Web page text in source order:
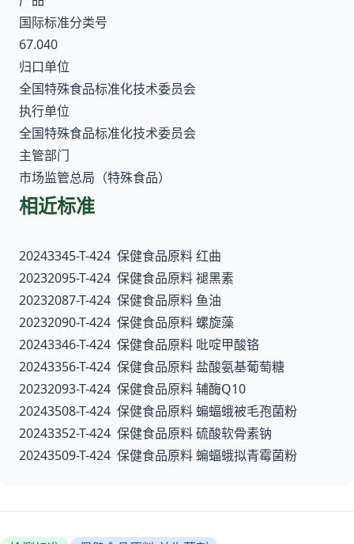
国际标准分类号
67.040
归口单位
全国特殊食品标准化技术委员会
执行单位
全国特殊食品标准化技术委员会
主管部门
市场监管总局（特殊食品）
相近标准
20243345-T-424 保健食品原料 红曲
20232095-T-424 保健食品原料 褪黑素
20232087-T-424 保健食品原料 鱼油
20232090-T-424 保健食品原料 螺旋藻
20243346-T-424 保健食品原料 吡啶甲酸铬
20243356-T-424 保健食品原料 盐酸氨基葡萄糖
20232093-T-424 保健食品原料 辅酶Q10
20243508-T-424 保健食品原料 蝙蝠蛾被毛孢菌粉
20243352-T-424 保健食品原料 硫酸软骨素钠
20243509-T-424 保健食品原料 蝙蝠蛾拟青霉菌粉